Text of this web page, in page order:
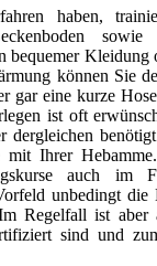
haben,
sowie
bequemer Kleidung
können Sie
gar eine kurze
ist oft
dergleichen
mit Ihrer
auch im
unbedingt die
Regelfall ist aber
sind und